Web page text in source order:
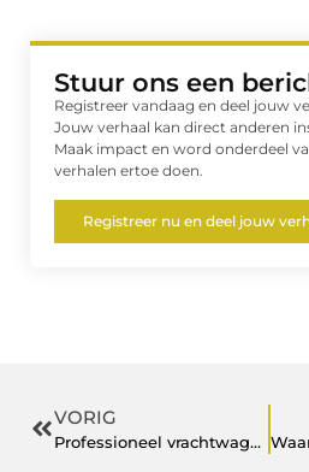
Stuur ons een
Registreer vandaag en deel jouw
Jouw verhaal kan direct anderen
Maak impact en word onderdeel
verhalen ertoe doen.
Registreer nu en deel jouw
VORIG
Professioneel vrachtwagenschade herstel in Gouda